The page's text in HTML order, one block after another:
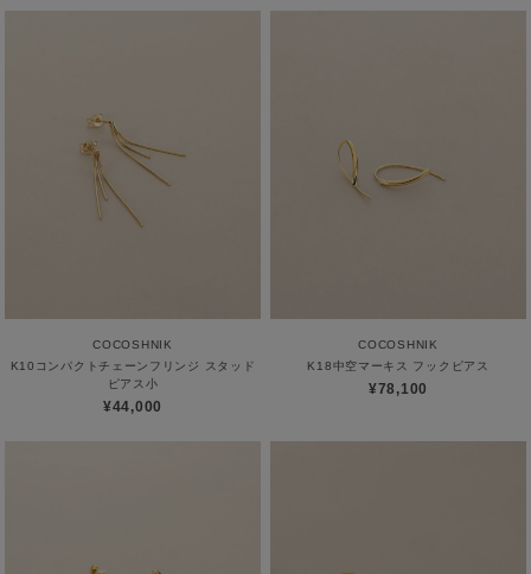
COCOSHNIK
K10コンパクトチェーンフリンジ スタッド
ピアス小
¥44,000
COCOSHNIK
K18中空マーキス フックピアス
¥78,100